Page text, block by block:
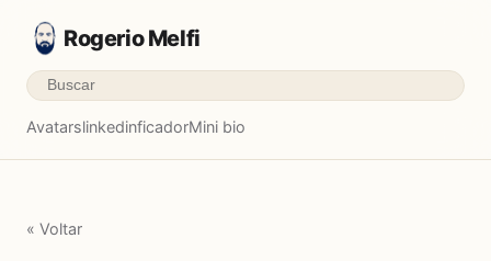
Rogerio Melfi
AvatarslinkedinficadorMini bio
« Voltar